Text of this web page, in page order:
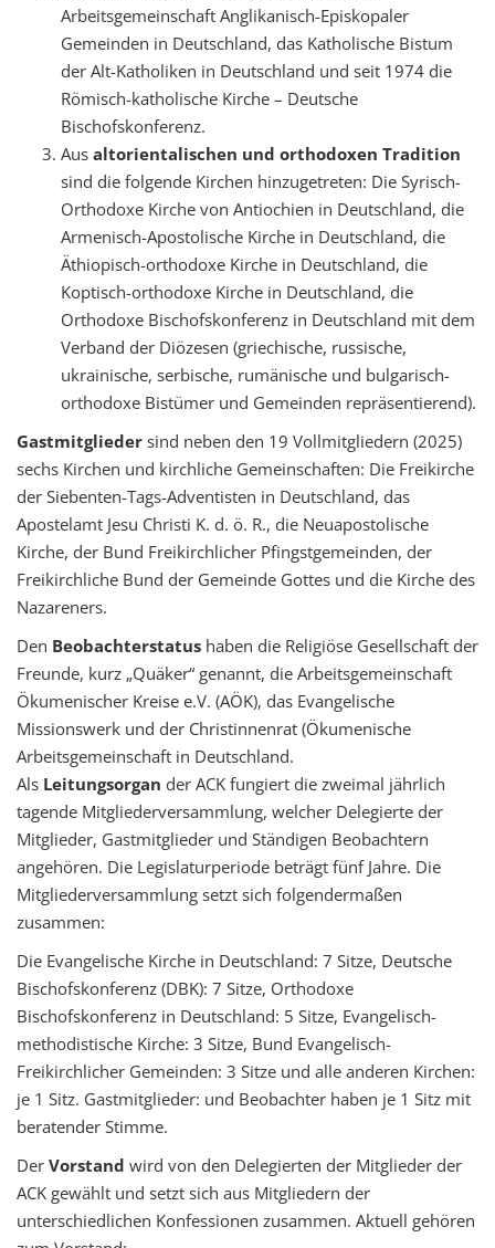
Arbeitsgemeinschaft Anglikanisch-Episkopaler
Gemeinden in Deutschland, das Katholische Bistum
der Alt-Katholiken in Deutschland und seit 1974 die
Römisch-katholische Kirche – Deutsche
Bischofskonferenz.
Aus altorientalischen und orthodoxen Tradition
sind die folgende Kirchen hinzugetreten: Die Syrisch-
Orthodoxe Kirche von Antiochien in Deutschland, die
Armenisch-Apostolische Kirche in Deutschland, die
Äthiopisch-orthodoxe Kirche in Deutschland, die
Koptisch-orthodoxe Kirche in Deutschland, die
Orthodoxe Bischofskonferenz in Deutschland mit dem
Verband der Diözesen (griechische, russische,
ukrainische, serbische, rumänische und bulgarisch-
orthodoxe Bistümer und Gemeinden repräsentierend).
Gastmitglieder sind neben den 19 Vollmitgliedern (2025)
sechs Kirchen und kirchliche Gemeinschaften: Die Freikirche
der Siebenten-Tags-Adventisten in Deutschland, das
Apostelamt Jesu Christi K. d. ö. R., die Neuapostolische
Kirche, der Bund Freikirchlicher Pfingstgemeinden, der
Freikirchliche Bund der Gemeinde Gottes und die Kirche des
Nazareners.
Den Beobachterstatus haben die Religiöse Gesellschaft der
Freunde, kurz „Quäker“ genannt, die Arbeitsgemeinschaft
Ökumenischer Kreise e.V. (AÖK), das Evangelische
Missionswerk und der Christinnenrat (Ökumenische
Arbeitsgemeinschaft in Deutschland.
Als Leitungsorgan der ACK fungiert die zweimal jährlich
tagende Mitgliederversammlung, welcher Delegierte der
Mitglieder, Gastmitglieder und Ständigen Beobachtern
angehören. Die Legislaturperiode beträgt fünf Jahre. Die
Mitgliederversammlung setzt sich folgendermaßen
zusammen:
Die Evangelische Kirche in Deutschland: 7 Sitze, Deutsche
Bischofskonferenz (DBK): 7 Sitze, Orthodoxe
Bischofskonferenz in Deutschland: 5 Sitze, Evangelisch-
methodistische Kirche: 3 Sitze, Bund Evangelisch-
Freikirchlicher Gemeinden: 3 Sitze und alle anderen Kirchen:
je 1 Sitz. Gastmitglieder: und Beobachter haben je 1 Sitz mit
beratender Stimme.
Der Vorstand wird von den Delegierten der Mitglieder der
ACK gewählt und setzt sich aus Mitgliedern der
unterschiedlichen Konfessionen zusammen. Aktuell gehören